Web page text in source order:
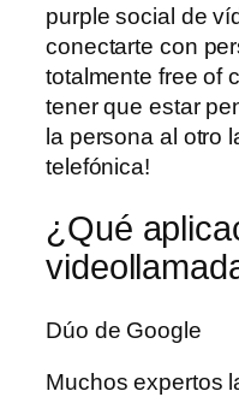
purple social de
conectarte con
totalmente free of
tener que estar
la persona al otro
telefónica!
¿Qué
Dúo de Google
Muchos expertos